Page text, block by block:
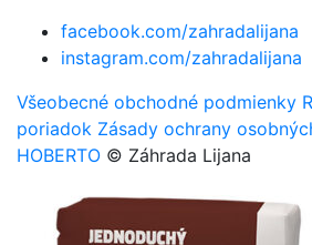
facebook.com/zahradalijana
instagram.com/zahradalijana
Všeobecné obchodné podmienky
poriadok Zásady ochrany
HOBERTO © Záhrada Lijana